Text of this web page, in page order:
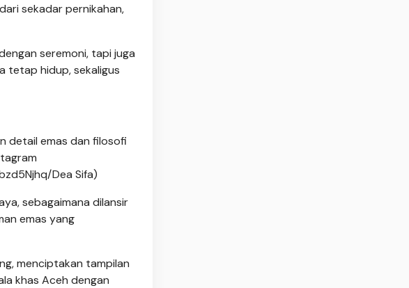
sekadar pernikahan,
seremoni, tapi juga
tetap hidup, sekaligus
detail emas dan filosofi
Dea Sifa)
sebagaimana dilansir
emas yang
menciptakan tampilan
khas Aceh dengan